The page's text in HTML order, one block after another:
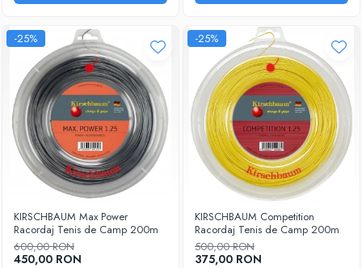
-25%
KIRSCHBAUM Max Power
Racordaj Tenis de Camp 200m
600,00 RON
450,00 RON
-25%
KIRSCHBAUM Competition
Racordaj Tenis de Camp 200m
500,00 RON
375,00 RON